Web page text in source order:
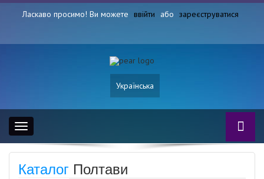
Ласкаво просимо! Ви можете ввійти або зареєструватися
Українська
Toggle
navigation
Каталог Полтави